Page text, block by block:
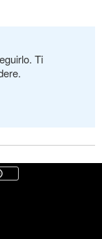
Ti